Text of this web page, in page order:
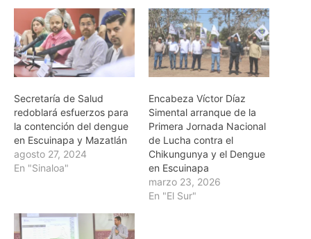
Secretaría de Salud
redoblará esfuerzos para
la contención del dengue
en Escuinapa y Mazatlán
agosto 27, 2024
En "Sinaloa"
Encabeza Víctor Díaz
Simental arranque de la
Primera Jornada Nacional
de Lucha contra el
Chikungunya y el Dengue
en Escuinapa
marzo 23, 2026
En "El Sur"